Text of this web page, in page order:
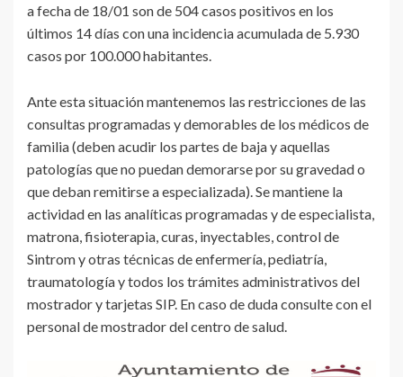
a fecha de 18/01 son de 504 casos positivos en los
últimos 14 días con una incidencia acumulada de 5.930
casos por 100.000 habitantes.
Ante esta situación mantenemos las restricciones de las
consultas programadas y demorables de los médicos de
familia (deben acudir los partes de baja y aquellas
patologías que no puedan demorarse por su gravedad o
que deban remitirse a especializada). Se mantiene la
actividad en las analíticas programadas y de especialista,
matrona, fisioterapia, curas, inyectables, control de
Sintrom y otras técnicas de enfermería, pediatría,
traumatología y todos los trámites administrativos del
mostrador y tarjetas SIP. En caso de duda consulte con el
personal de mostrador del centro de salud.